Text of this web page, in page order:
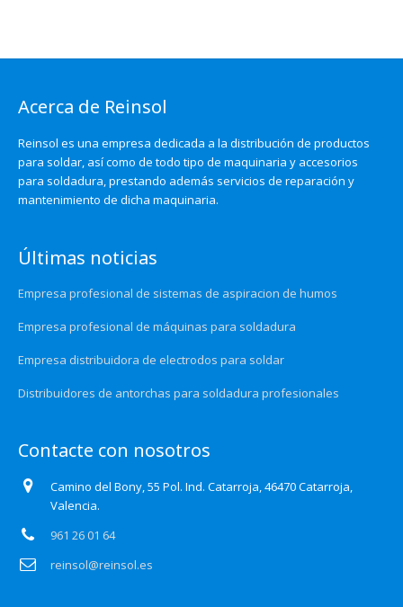
Acerca de Reinsol
Reinsol es una empresa dedicada a la distribución de productos
para soldar, así como de todo tipo de maquinaria y accesorios
para soldadura, prestando además servicios de reparación y
mantenimiento de dicha maquinaria.
Últimas noticias
Empresa profesional de sistemas de aspiracion de humos
Empresa profesional de máquinas para soldadura
Empresa distribuidora de electrodos para soldar
Distribuidores de antorchas para soldadura profesionales
Contacte con nosotros
Camino del Bony, 55 Pol. Ind. Catarroja, 46470 Catarroja,
Valencia.
961 26 01 64
reinsol@reinsol.es